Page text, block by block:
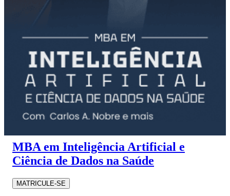
MBA em Inteligência Artificial e
Ciência de Dados na Saúde
MATRICULE-SE